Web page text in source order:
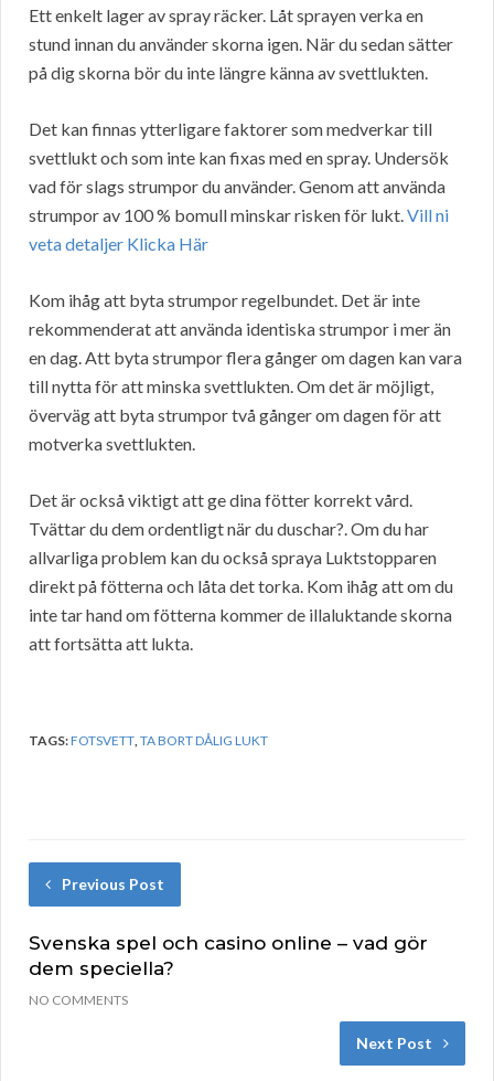
Ett enkelt lager av spray räcker. Låt sprayen verka en
stund innan du använder skorna igen. När du sedan sätter
på dig skorna bör du inte längre känna av svettlukten.
Det kan finnas ytterligare faktorer som medverkar till
svettlukt och som inte kan fixas med en spray. Undersök
vad för slags strumpor du använder. Genom att använda
strumpor av 100 % bomull minskar risken för lukt.Vill ni
veta detaljer Klicka Här
Kom ihåg att byta strumpor regelbundet. Det är inte
rekommenderat att använda identiska strumpor i mer än
en dag. Att byta strumpor flera gånger om dagen kan vara
till nytta för att minska svettlukten. Om det är möjligt,
överväg att byta strumpor två gånger om dagen för att
motverka svettlukten.
Det är också viktigt att ge dina fötter korrekt vård.
Tvättar du dem ordentligt när du duschar?. Om du har
allvarliga problem kan du också spraya Luktstopparen
direkt på fötterna och låta det torka. Kom ihåg att om du
inte tar hand om fötterna kommer de illaluktande skorna
att fortsätta att lukta.
TAGS:FOTSVETT,TA BORT DÅLIG LUKT
Previous Post
Svenska spel och casino online – vad gör
dem speciella?
NO COMMENTS
Next Post